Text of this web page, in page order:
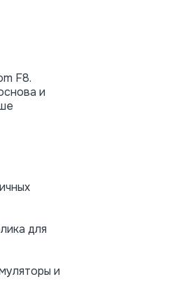
F8.
и
для
и